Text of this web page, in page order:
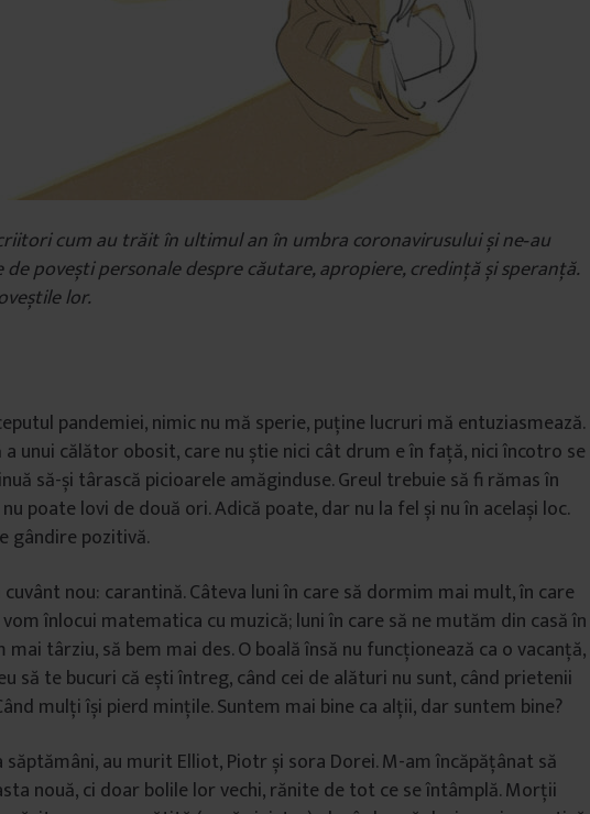
cum au trăit în ultimul an în umbra coronavirusului și ne‐au
de povești personale despre căutare, apropiere, credință și speranță.
lor.
pandemiei, nimic nu mă sperie, puține lucruri mă entuziasmează.
unui călător obosit, care nu știe nici cât drum e în față, nici încotro se
să-și târască picioarele amăginduse. Greul trebuie să fi rămas în
poate lovi de două ori. Adică poate, dar nu la fel și nu în același loc.
gândire pozitivă.
cuvânt nou: carantină. Câteva luni în care să dormim mai mult, în care
înlocui matematica cu muzică; luni în care să ne mutăm din casă în
mai târziu, să bem mai des. O boală însă nu funcționează ca o vacanță,
să te bucuri că ești întreg, când cei de alături nu sunt, când prietenii
mulți își pierd mințile. Suntem mai bine ca alții, dar suntem bine?
au murit Elliot, Piotr și sora Dorei. M-am încăpățânat să
nouă, ci doar bolile lor vechi, rănite de tot ce se întâmplă. Morții